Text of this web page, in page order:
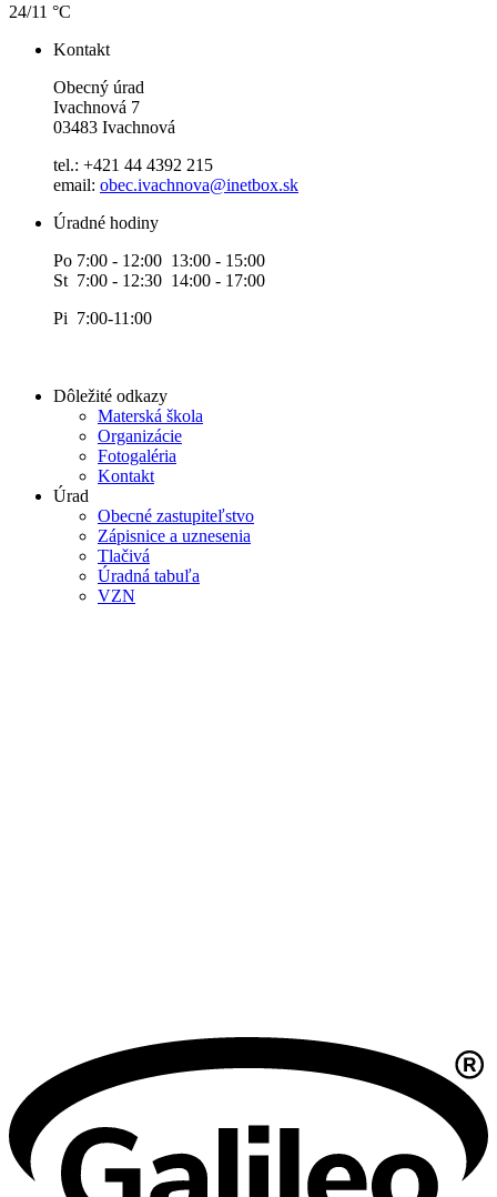
24/11 °C
Kontakt
Obecný úrad
Ivachnová 7
03483 Ivachnová
tel.: +421 44 4392 215
email: obec.ivachnova@inetbox.sk
Úradné hodiny
Po 7:00 - 12:00 13:00 - 15:00
St 7:00 - 12:30 14:00 - 17:00
Pi 7:00-11:00
Dôležité odkazy
Materská škola
Organizácie
Fotogaléria
Kontakt
Úrad
Obecné zastupiteľstvo
Zápisnice a uznesenia
Tlačivá
Úradná tabuľa
VZN